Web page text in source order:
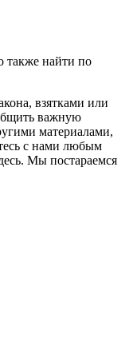
также найти по
взятками или
важную
материалами,
с нами любым
Мы постараемся